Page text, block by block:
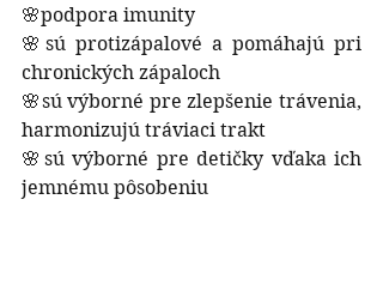
🌸podpora imunity
🌸sú protizápalové a pomáhajú pri
chronických zápaloch
🌸sú výborné pre zlepšenie trávenia,
harmonizujú tráviaci trakt
🌸sú výborné pre detičky vďaka ich
jemnému pôsobeniu